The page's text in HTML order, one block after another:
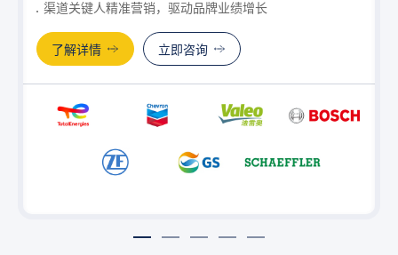
渠道关键人精准营销，驱动品牌业绩增长
了解详情 立即咨询